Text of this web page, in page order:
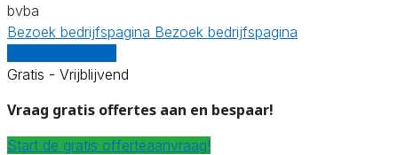
bvba
Bezoek bedrijfspagina Bezoek bedrijfspagina
Gratis - Vrijblijvend
Vraag gratis offertes aan en bespaar!
Start de gratis offerteaanvraag!